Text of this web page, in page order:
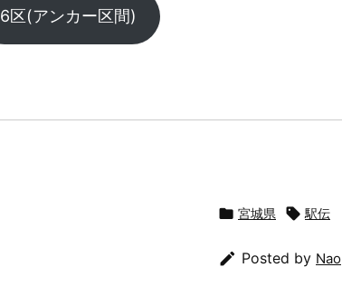
6区(アンカー区間)
 宮城県  駅伝
 Posted by Nao